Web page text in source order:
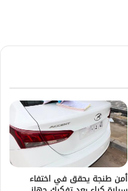
أمن طنجة يحقق في اختفاء